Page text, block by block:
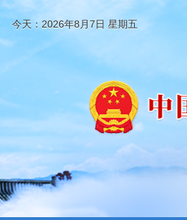
今天：2026年8月7日 星期五